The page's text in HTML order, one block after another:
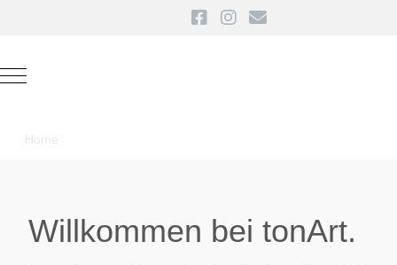
Mobile Menu Toggle
Home
Willkommen bei tonArt.